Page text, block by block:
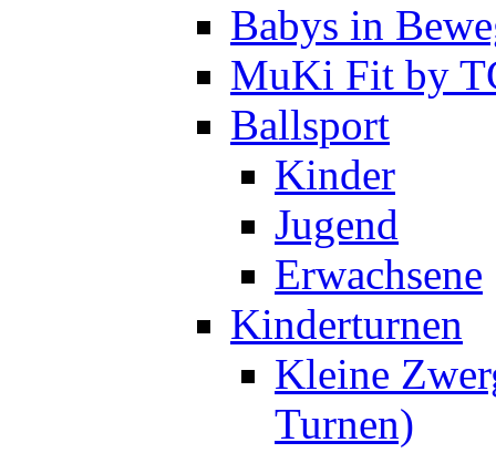
Babys in
MuKi Fit by
Ballsport
Kinder
Jugend
Erwachsene
Kinderturnen
Kleine
Turnen)